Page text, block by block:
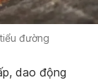
đường
dao động